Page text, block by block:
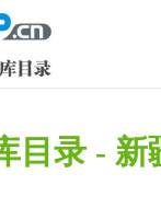
目录 - 新